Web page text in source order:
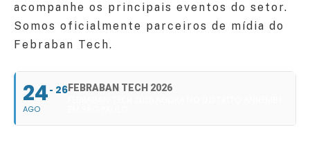
acompanhe os principais eventos do setor.
Somos oficialmente parceiros de mídia do
Febraban Tech.
24
AGO
26FEBRABAN TECH 2026